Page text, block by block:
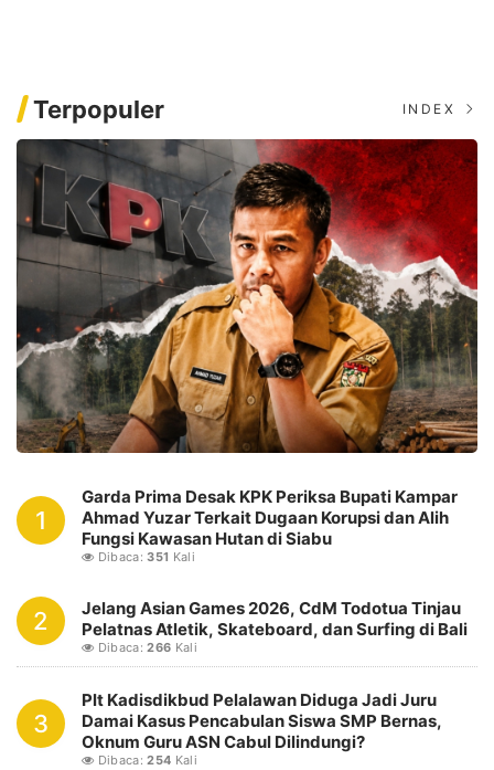
Terpopuler INDEX
1
Garda Prima Desak KPK Periksa Bupati Kampar
Ahmad Yuzar Terkait Dugaan Korupsi dan Alih
Fungsi Kawasan Hutan di Siabu
Dibaca:351 Kali
2
Jelang Asian Games 2026, CdM Todotua Tinjau
Pelatnas Atletik, Skateboard, dan Surfing di Bali
Dibaca:266 Kali
3
Plt Kadisdikbud Pelalawan Diduga Jadi Juru
Damai Kasus Pencabulan Siswa SMP Bernas,
Oknum Guru ASN Cabul Dilindungi?
Dibaca:254 Kali